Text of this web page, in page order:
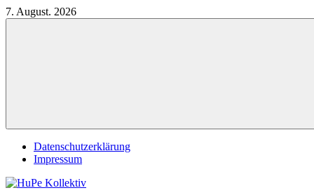
Zum
Inhalt
7. August. 2026
Datenschutzerklärung
Impressum